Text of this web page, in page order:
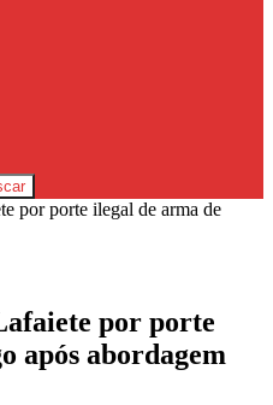
por porte ilegal de arma de
por porte
após abordagem